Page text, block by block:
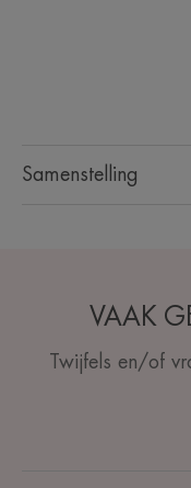
Samenstelling
VAAK
Twijfels en/of